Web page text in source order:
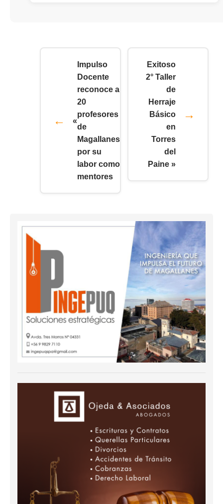
«
Impulso
Docente
reconoce a
20
profesores
de
Magallanes
por su
labor como
mentores
Exitoso
2° Taller
de
Herraje
Básico
en
Torres
del
Paine »